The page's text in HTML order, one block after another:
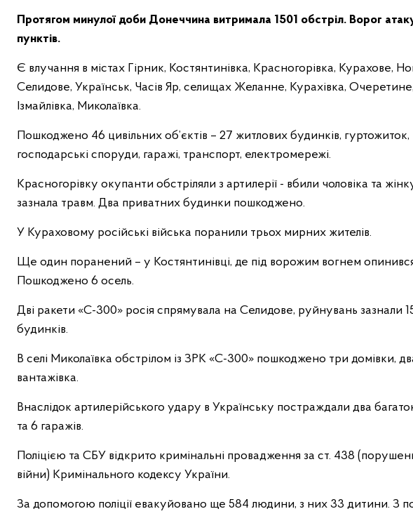
Протягом минулої доби Донеччина витримала 1501 обстріл. Ворог
пунктів.
Є влучання в містах Гірник, Костянтинівка, Красногорівка, Курахове,
Селидове, Українськ, Часів Яр, селищах Желанне, Курахівка,
Ізмайлівка, Миколаївка.
Пошкоджено 46 цивільних об’єктів – 27 житлових будинків, гуртожиток,
господарські споруди, гаражі, транспорт, електромережі.
Красногорівку окупанти обстріляли з артилерії - вбили чоловіка та
зазнала травм. Два приватних будинки пошкоджено.
У Кураховому російські війська поранили трьох мирних жителів.
Ще один поранений – у Костянтинівці, де під ворожим вогнем
Пошкоджено 6 осель.
Дві ракети «С-300» росія спрямувала на Селидове, руйнувань зазнали
будинків.
В селі Миколаївка обстрілом із ЗРК «С-300» пошкоджено три домівки,
вантажівка.
Внаслідок артилерійського удару в Українську постраждали два
та 6 гаражів.
Поліцією та СБУ відкрито кримінальні провадження за ст. 438
війни) Кримінального кодексу України.
За допомогою поліції евакуйовано ще 584 людини, з них 33 дитини. З